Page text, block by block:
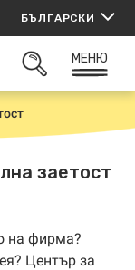
БЪЛГАРСКИ
ОТВОРИ
МЕНЮ
заетост
на фирма?
Център за